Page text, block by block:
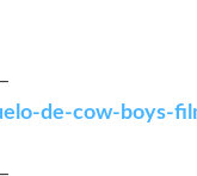
de-cow-boys-